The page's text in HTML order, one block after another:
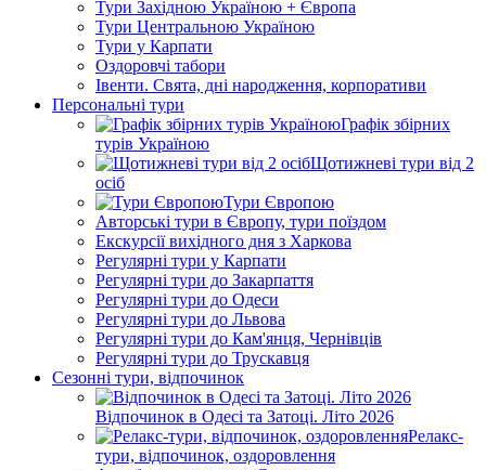
Тури Західною Україною + Європа
Тури Центральною Україною
Тури у Карпати
Оздоровчі табори
Івенти. Свята, дні народження, корпоративи
Персональні тури
Графік збірних
турів Україною
Щотижневі тури від 2
осіб
Тури Європою
Авторські тури в Європу, тури поїздом
Екскурсії вихідного дня з Харкова
Регулярні тури у Карпати
Регулярні тури до Закарпаття
Регулярні тури до Одеси
Регулярні тури до Львова
Регулярні тури до Кам'янця, Чернівців
Регулярні тури до Трускавця
Сезонні тури, відпочинок
Відпочинок в Одесі та Затоці. Літо 2026
Релакс-
тури, відпочинок, оздоровлення